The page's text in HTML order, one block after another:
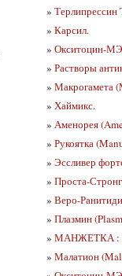
» Терлипрессин
» Карсил.
» Окситоцин-
» Растворы
» Макрогамета
» Хаймикс.
» Аменорея
» Рукоятка
» Эссливер
» Проста-Стронг
» Веро-
» Плазмин
» МАНЖЕТКА :
» Малатион